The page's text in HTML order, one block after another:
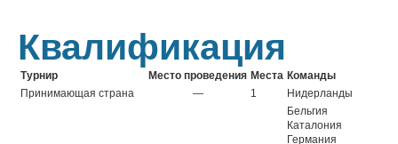
Квалификация
Турнир Место проведения Места Команды
Принимающая страна
— 1 Нидерланды
Бельгия
Каталония
Германия